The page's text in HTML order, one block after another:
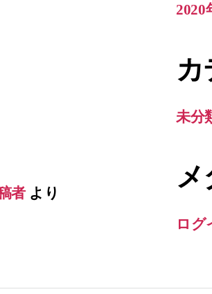
者 より
2020
カ
未分
メ
ログ